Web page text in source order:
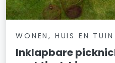
WONEN, HUIS EN TUIN
Inklapbare